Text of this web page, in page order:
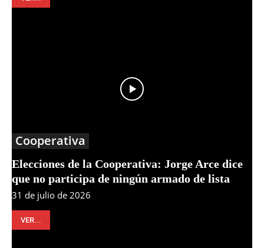
Cooperativa
Elecciones de la Cooperativa: Jorge Arce dice
que no participa de ningún armado de lista
31 de julio de 2026
VER...